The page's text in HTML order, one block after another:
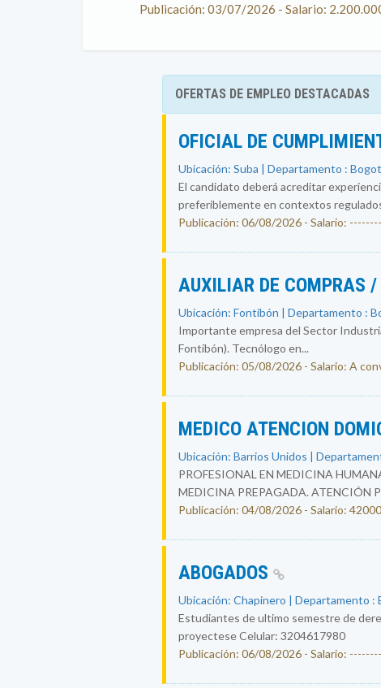
Publicación: 03/07/2026 - Salario:
OFERTAS DE EMPLEO DESTACADAS
OFICIAL DE
Ubicación: Suba | Departamento :
El candidato deberá acreditar
preferiblemente en contextos
Publicación: 06/08/2026 - Salario:
AUXILIAR DE COMPRAS
Ubicación: Fontibón | Departamento :
Importante empresa del Sector
Fontibón). Tecnólogo en...
Publicación: 05/08/2026 - Salario: A
MEDICO ATENCION
Ubicación: Barrios Unidos |
PROFESIONAL EN MEDICINA
MEDICINA PREPAGADA. ATENCIÓN
Publicación: 04/08/2026 - Salario:
ABOGADOS
Ubicación: Chapinero | Departamento :
Estudiantes de ultimo semestre de
proyectese Celular: 3204617980
Publicación: 06/08/2026 - Salario: